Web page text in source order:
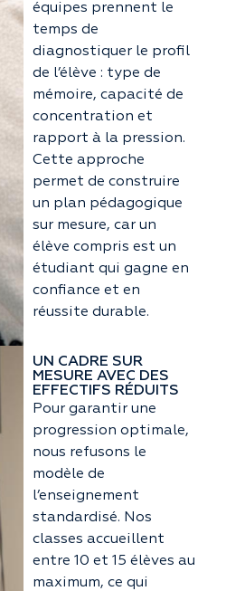
équipes prennent le
temps de
diagnostiquer le profil
de l’élève : type de
mémoire, capacité de
concentration et
rapport à la pression.
Cette approche
permet de construire
un plan pédagogique
sur mesure, car un
élève compris est un
étudiant qui gagne en
confiance et en
réussite durable.
UN CADRE SUR
MESURE AVEC DES
EFFECTIFS RÉDUITS
Pour garantir une
progression optimale,
nous refusons le
modèle de
l’enseignement
standardisé. Nos
classes accueillent
entre 10 et 15 élèves au
maximum, ce qui